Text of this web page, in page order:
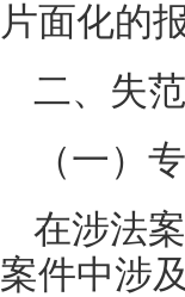
片面化的
二、失
（一）
在涉法
案件中涉